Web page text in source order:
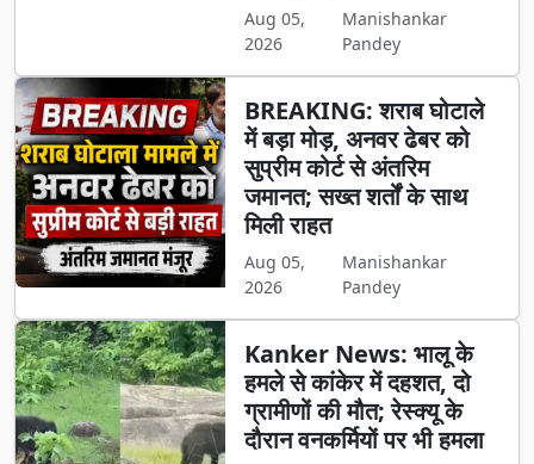
Aug 05,
2026
Manishankar
Pandey
BREAKING: शराब घोटाले
में बड़ा मोड़, अनवर ढेबर को
सुप्रीम कोर्ट से अंतरिम
जमानत; सख्त शर्तों के साथ
मिली राहत
Aug 05,
2026
Manishankar
Pandey
Kanker News: भालू के
हमले से कांकेर में दहशत, दो
ग्रामीणों की मौत; रेस्क्यू के
दौरान वनकर्मियों पर भी हमला